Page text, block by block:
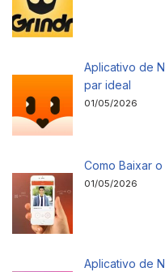
Aplicativo de
par ideal
01/05/2026
Como Baixar
01/05/2026
Aplicativo de